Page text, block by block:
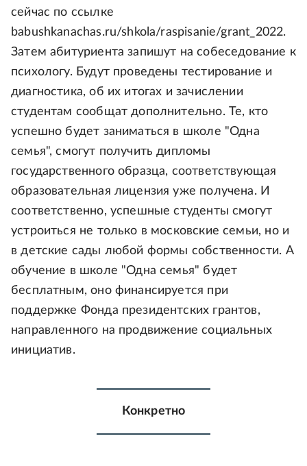
сейчас по ссылке
babushkanachas.ru/shkola/raspisanie/grant_2022.
Затем абитуриента запишут на собеседование к
психологу. Будут проведены тестирование и
диагностика, об их итогах и зачислении
студентам сообщат дополнительно. Те, кто
успешно будет заниматься в школе "Одна
семья", смогут получить дипломы
государственного образца, соответствующая
образовательная лицензия уже получена. И
соответственно, успешные студенты смогут
устроиться не только в московские семьи, но и
в детские сады любой формы собственности. А
обучение в школе "Одна семья" будет
бесплатным, оно финансируется при
поддержке Фонда президентских грантов,
направленного на продвижение социальных
инициатив.
Конкретно